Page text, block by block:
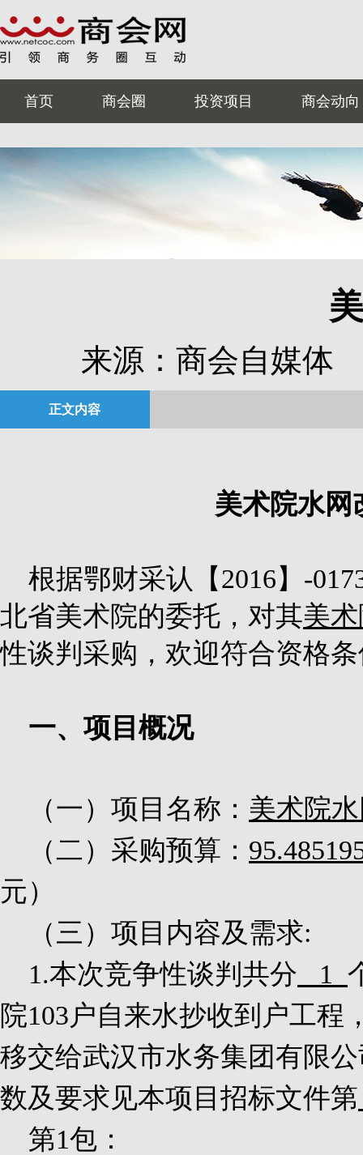
首页 商会圈 投资项目 商会动向
来源：商会自媒体
正文内容
美术院水网
根据鄂财采认【2016】 -
北省美术院的委托，对其美
性谈判采购，欢迎符合资格
一、项目概况
（一）项目名称： 美术院
（二）采购预算：
元）
（三）项目内容及需求:
1.本次竞争性谈判共分 1
院103户自来水抄收到户工程
移交给武汉市水务集团有限
数及要求见本项目招标文件第
第1包：